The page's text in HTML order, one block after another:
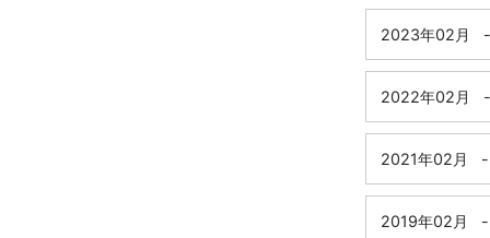
2023年02月 -
2022年02月 -
2021年02月 -
2019年02月 -